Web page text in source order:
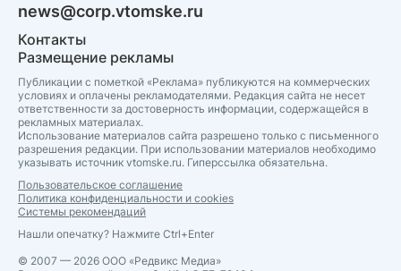
news@corp.vtomske.ru
Контакты
Размещение рекламы
Публикации с пометкой «Реклама» публикуются на коммерческих
условиях и оплачены рекламодателями. Редакция сайта не несет
ответственности за достоверность информации, содержащейся в
рекламных материалах.
Использование материалов сайта разрешено только с письменного
разрешения редакции. При использовании материалов необходимо
указывать источник vtomske.ru. Гиперссылка обязательна.
Пользовательское соглашение
Политика конфиденциальности и cookies
Системы рекомендаций
Нашли опечатку? Нажмите Ctrl+Enter
© 2007 — 2026 ООО «Редвикс Медиа»